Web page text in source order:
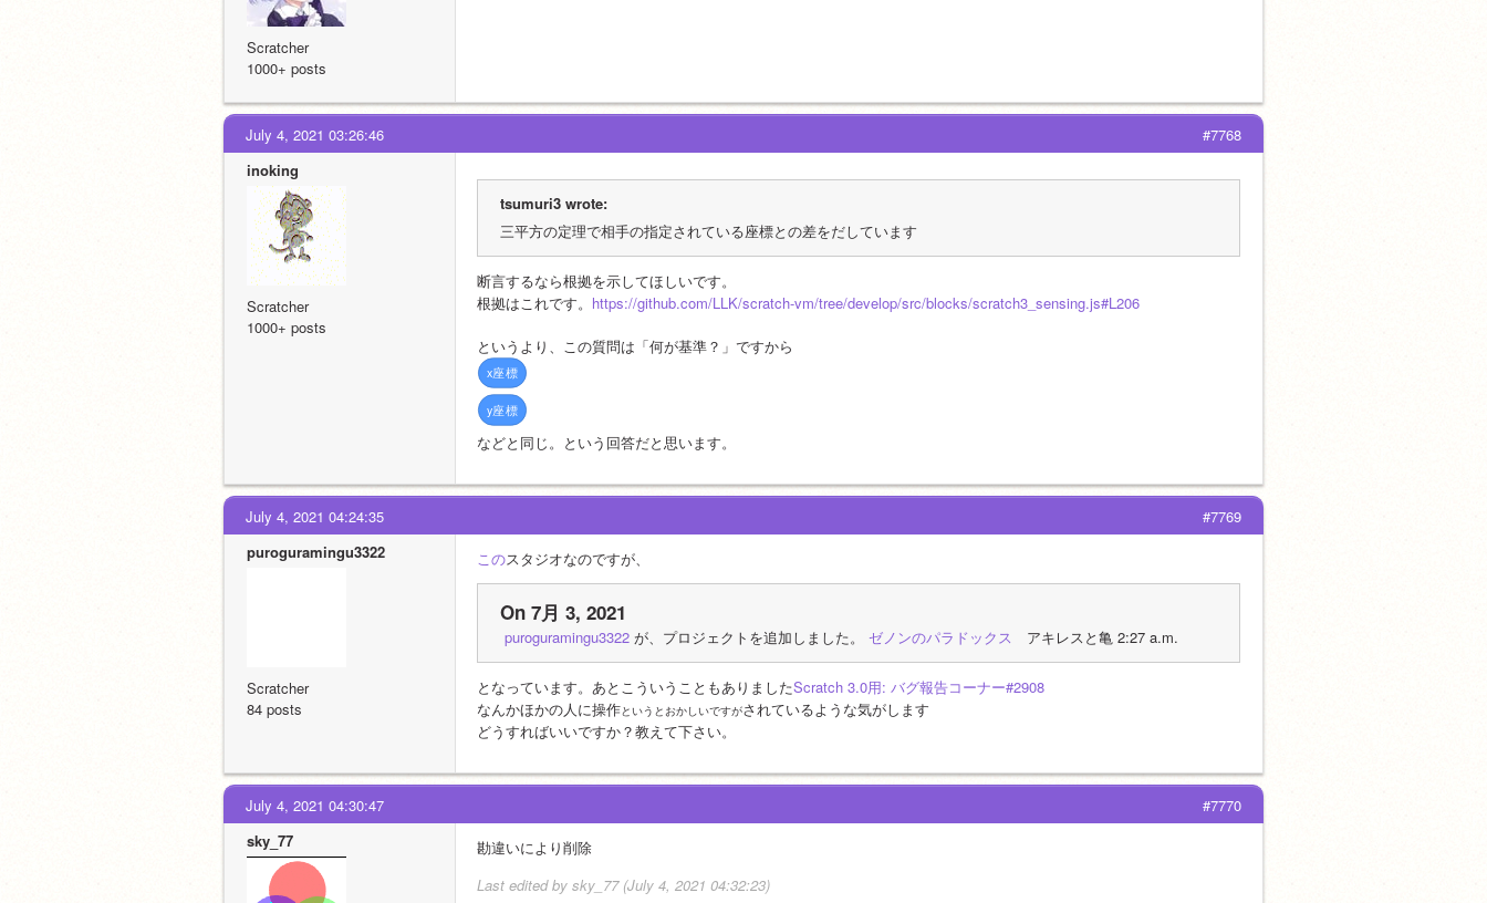
Scratcher
1000+ posts
#7768
July 4, 2021 03:26:46
inoking
Scratcher
1000+ posts
tsumuri3 wrote:
三平方の定理で相手の指定されている座標との差をだしています
断言するなら根拠を示してほしいです。
根拠はこれです。 https://github.com/LLK/scratch-vm/tree/develop/src/blocks/scratch3_sensing.js#L206
というより、この質問は「何が基準？」ですから
x座標
y座標
などと同じ。という回答だと思います。
#7769
July 4, 2021 04:24:35
puroguramingu3322
Scratcher
84 posts
このスタジオなのですが、
On 7月 3, 2021
puroguramingu3322 が、プロジェクトを追加しました。 ゼノンのパラドックス アキレスと亀 2:27 a.m.
となっています。あとこういうこともありましたScratch 3.0用: バグ報告コーナー#2908
なんかほかの人に操作というとおかしいですがされているような気がします
どうすればいいですか？教えて下さい。
#7770
July 4, 2021 04:30:47
sky_77
勘違いにより削除
Last edited by sky_77 (July 4, 2021 04:32:23)